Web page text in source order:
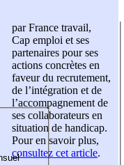
par France travail,
Cap emploi et ses
partenaires pour ses
actions concrètes en
faveur du recrutement,
de l’intégration et de
l’accompagnement de
ses collaborateurs en
situation de handicap.
Pour en savoir plus,
consultez cet article.